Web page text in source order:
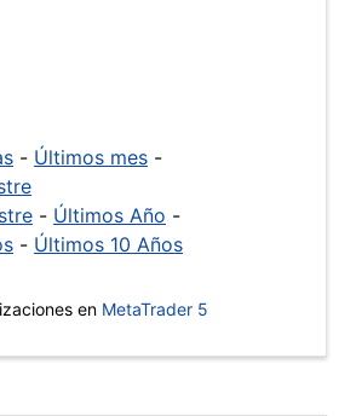
- Últimos mes -
- Últimos Año -
- Últimos 10 Años
en MetaTrader 5